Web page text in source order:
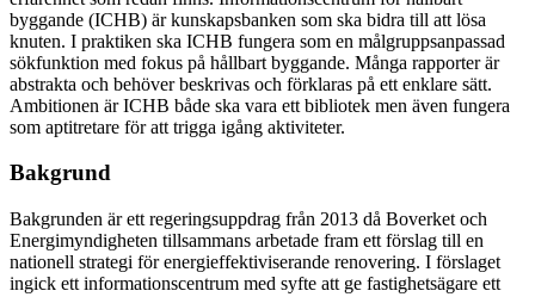
byggande (ICHB) är kunskapsbanken som ska bidra till att lösa
knuten. I praktiken ska ICHB fungera som en målgruppsanpassad
sökfunktion med fokus på hållbart byggande. Många rapporter är
abstrakta och behöver beskrivas och förklaras på ett enklare sätt.
Ambitionen är ICHB både ska vara ett bibliotek men även fungera
som aptitretare för att trigga igång aktiviteter.
Bakgrund
Bakgrunden är ett regeringsuppdrag från 2013 då Boverket och
Energimyndigheten tillsammans arbetade fram ett förslag till en
nationell strategi för energieffektiviserande renovering. I förslaget
ingick ett informationscentrum med syfte att ge fastighetsägare ett